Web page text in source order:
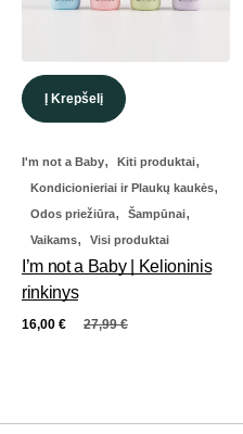
Į Krepšelį
I'm not a Baby, Kiti produktai,
Kondicionieriai ir Plaukų kaukės,
Odos priežiūra, Šampūnai,
Vaikams, Visi produktai
I’m not a Baby | Kelioninis
rinkinys
27,99€
16,00 €